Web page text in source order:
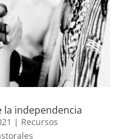
independencia
| Recursos